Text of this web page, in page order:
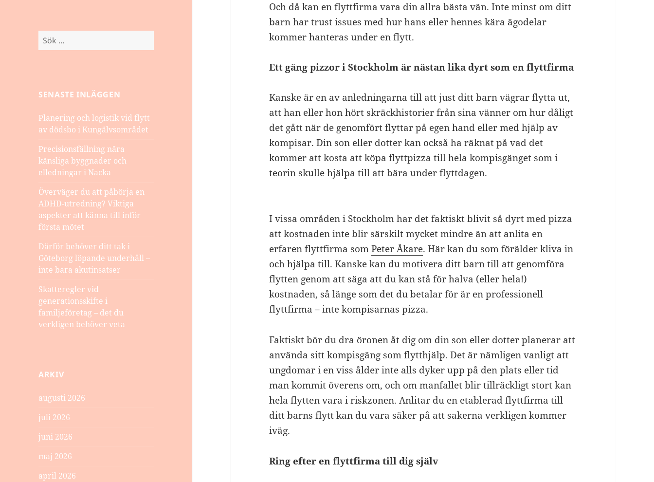
Sök
efter:
SENASTE INLÄGGEN
Planering och logistik vid flytt
av dödsbo i Kungälvsområdet
Precisionsfällning nära
känsliga byggnader och
elledningar i Nacka
Överväger du att påbörja en
ADHD-utredning? Viktiga
aspekter att känna till inför
första mötet
Därför behöver ditt tak i
Göteborg löpande underhåll –
inte bara akutinsatser
Skatteregler vid
generationsskifte i
familjeföretag – det du
verkligen behöver veta
ARKIV
augusti 2026
juli 2026
juni 2026
maj 2026
april 2026
Och då kan en flyttfirma vara din allra bästa vän. Inte minst om ditt
barn har trust issues med hur hans eller hennes kära ägodelar
kommer hanteras under en flytt.
Ett gäng pizzor i Stockholm är nästan lika dyrt som en flyttfirma
Kanske är en av anledningarna till att just ditt barn vägrar flytta ut,
att han eller hon hört skräckhistorier från sina vänner om hur dåligt
det gått när de genomfört flyttar på egen hand eller med hjälp av
kompisar. Din son eller dotter kan också ha räknat på vad det
kommer att kosta att köpa flyttpizza till hela kompisgänget som i
teorin skulle hjälpa till att bära under flyttdagen.
I vissa områden i Stockholm har det faktiskt blivit så dyrt med pizza
att kostnaden inte blir särskilt mycket mindre än att anlita en
erfaren flyttfirma somPeter Åkare. Här kan du som förälder kliva in
och hjälpa till. Kanske kan du motivera ditt barn till att genomföra
flytten genom att säga att du kan stå för halva (eller hela!)
kostnaden, så länge som det du betalar för är en professionell
flyttfirma – inte kompisarnas pizza.
Faktiskt bör du dra öronen åt dig om din son eller dotter planerar att
använda sitt kompisgäng som flytthjälp. Det är nämligen vanligt att
ungdomar i en viss ålder inte alls dyker upp på den plats eller tid
man kommit överens om, och om manfallet blir tillräckligt stort kan
hela flytten vara i riskzonen. Anlitar du en etablerad flyttfirma till
ditt barns flytt kan du vara säker på att sakerna verkligen kommer
iväg.
Ring efter en flyttfirma till dig själv